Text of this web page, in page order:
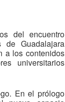
del encuentro
de Guadalajara
a los contenidos
universitarios
En el prólogo